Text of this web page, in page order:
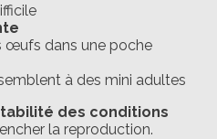
œufs dans une poche
à des mini adultes
des conditions
la reproduction.